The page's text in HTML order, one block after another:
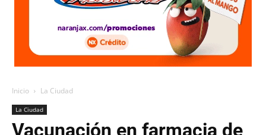
Inicio La Ciudad
La Ciudad
Vacunación en farmacia de